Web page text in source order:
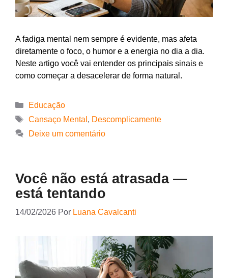
A fadiga mental nem sempre é evidente, mas afeta
diretamente o foco, o humor e a energia no dia a dia.
Neste artigo você vai entender os principais sinais e
como começar a desacelerar de forma natural.
Educação
Cansaço Mental , Descomplicamente
Deixe um comentário
Você não está atrasada —
está tentando
14/02/2026 Por Luana Cavalcanti